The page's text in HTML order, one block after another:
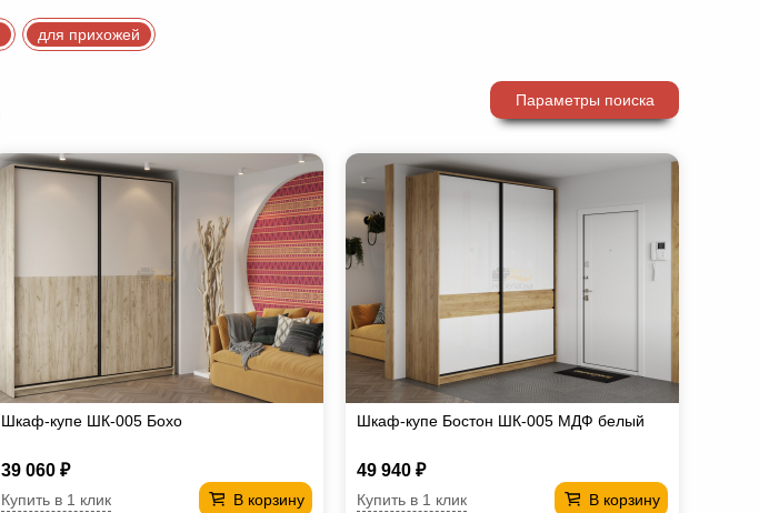
для прихожей
Параметры поиска
Шкаф-купе ШК-005 Бохо
39 060 ₽
В корзину
Купить в 1 клик
Шкаф-купе Бостон ШК-005 МДФ белый
49 940 ₽
В корзину
Купить в 1 клик